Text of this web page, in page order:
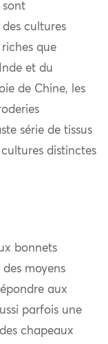
sont
cultures
que
et du
de Chine, les
série de tissus
distinctes
bonnets
moyens
aux
parfois une
chapeaux